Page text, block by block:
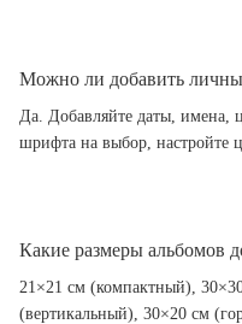
Можно ли добавить
Да. Добавляйте даты, имена,
шрифта на выбор, настройте
Какие размеры альбомов
21×21 см (компактный),
(вертикальный), 30×20 см